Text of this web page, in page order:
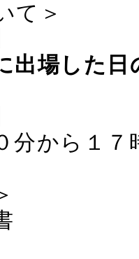
て＞
出場した
分から１